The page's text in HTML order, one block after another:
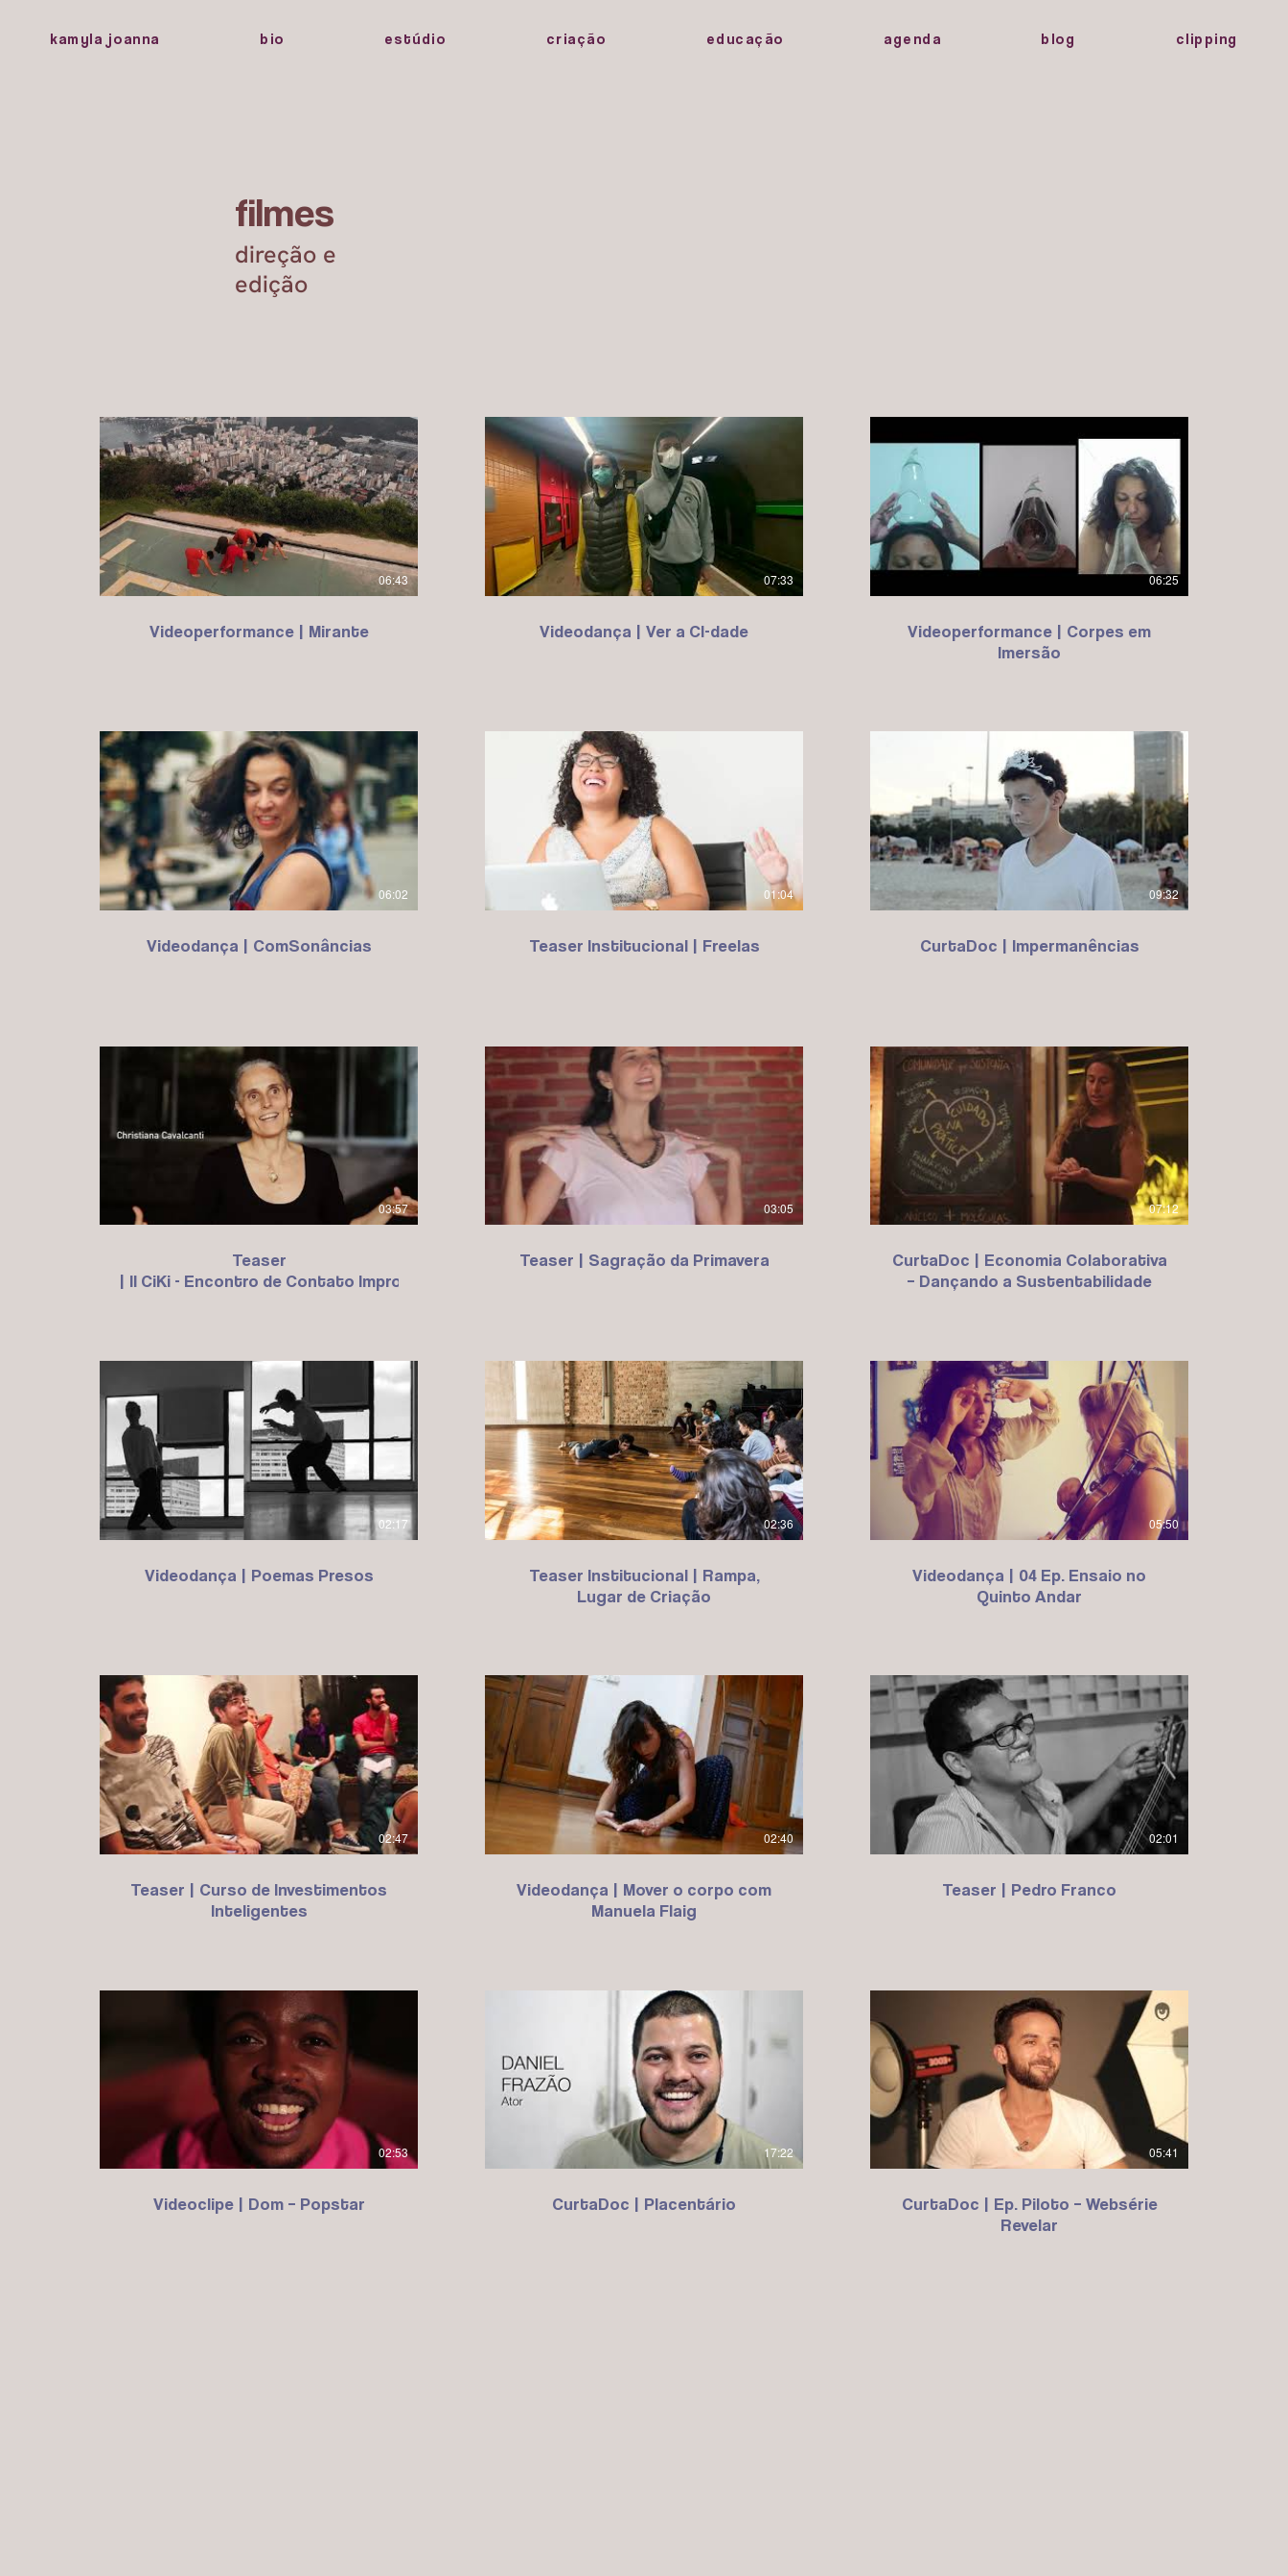
kamyla joanna bio estúdio criação educação agenda blog clipping
filmes
direção e
edição
06:43
Videoperformance | Mirante
07:33
Videodança | Ver a CI-dade
06:25
Videoperformance | Corpes em
Imersão
06:02
Videodança | ComSonâncias
01:04
Teaser Institucional | Freelas
09:32
CurtaDoc | Impermanências
03:57
Teaser
| II CiKi - Encontro de Contato Improvisação e Kinomichi
03:05
Teaser | Sagração da Primavera
07:12
CurtaDoc | Economia Colaborativa
– Dançando a Sustentabilidade
02:17
Videodança | Poemas Presos
02:36
Teaser Institucional | Rampa,
Lugar de Criação
05:50
Videodança | 04 Ep. Ensaio no
Quinto Andar
02:47
Teaser | Curso de Investimentos
Inteligentes
02:40
Videodança | Mover o corpo com
Manuela Flaig
02:01
Teaser | Pedro Franco
02:53
Videoclipe | Dom – Popstar
17:22
CurtaDoc | Placentário
05:41
CurtaDoc | Ep. Piloto – Websérie
Revelar